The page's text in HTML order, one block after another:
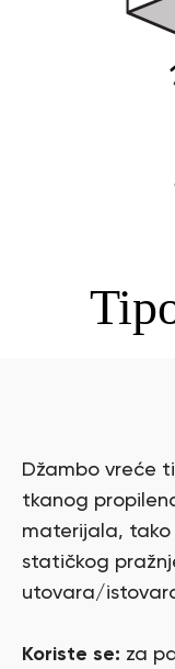
Džambo vreće
tkanog
materijala,
statičkog
utovara/
Koriste se: za